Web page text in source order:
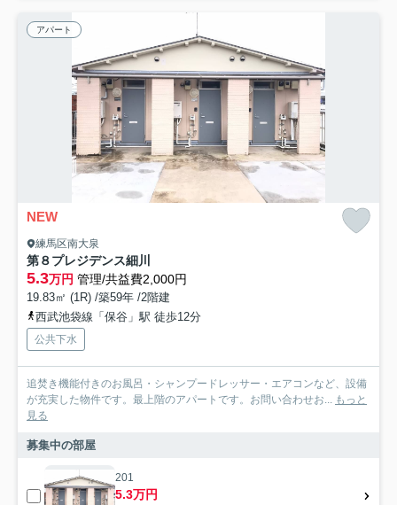
アパート
NEW
練馬区南大泉
第８プレジデンス細川
5.3万円 管理/共益費2,000円
19.83㎡ (1R) /築59年 /2階建
西武池袋線「保谷」駅 徒歩12分
公共下水
追焚き機能付きのお風呂・シャンプードレッサー・エアコンなど、設備
が充実した物件です。最上階のアパートです。お問い合わせお... もっと
見る
募集中の部屋
201
5.3万円